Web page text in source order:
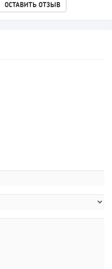
мероприятия месяца
ОСТАВИТЬ ОТЗЫВ